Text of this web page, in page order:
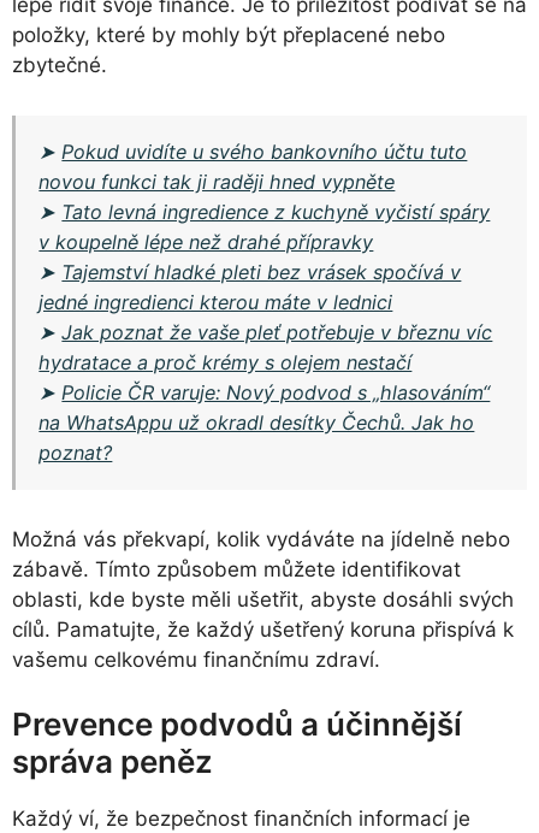
lépe řídit svoje finance. Je to příležitost podívat se na
položky, které by mohly být přeplacené nebo
zbytečné.
➤Pokud uvidíte u svého bankovního účtu tuto
novou funkci tak ji raději hned vypněte
➤ Tato levná ingredience z kuchyně vyčistí spáry
v koupelně lépe než drahé přípravky
➤ Tajemství hladké pleti bez vrásek spočívá v
jedné ingredienci kterou máte v lednici
➤Jak poznat že vaše pleť potřebuje v březnu víc
hydratace a proč krémy s olejem nestačí
➤Policie ČR varuje: Nový podvod s „hlasováním“
na WhatsAppu už okradl desítky Čechů. Jak ho
poznat?
Možná vás překvapí, kolik vydáváte na jídelně nebo
zábavě. Tímto způsobem můžete identifikovat
oblasti, kde byste měli ušetřit, abyste dosáhli svých
cílů. Pamatujte, že každý ušetřený koruna přispívá k
vašemu celkovému finančnímu zdraví.
Prevence podvodů a účinnější
správa peněz
Každý ví, že bezpečnost finančních informací je